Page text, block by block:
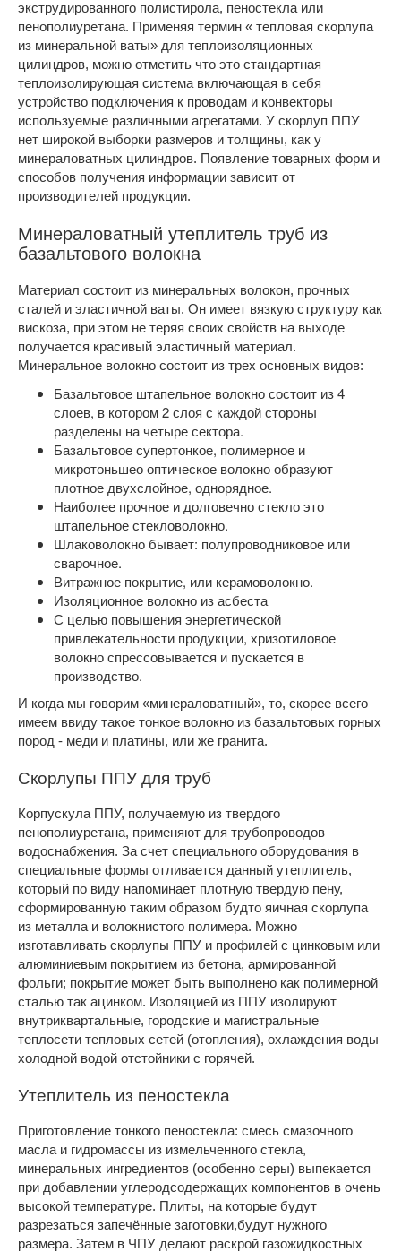
экструдированного полистирола, пеностекла или
пенополиуретана. Применяя термин « тепловая скорлупа
из минеральной ваты» для теплоизоляционных
цилиндров, можно отметить что это стандартная
теплоизолирующая система включающая в себя
устройство подключения к проводам и конвекторы
используемые различными агрегатами. У скорлуп ППУ
нет широкой выборки размеров и толщины, как у
минераловатных цилиндров. Появление товарных форм и
способов получения информации зависит от
производителей продукции.
Минераловатный утеплитель труб из
базальтового волокна
Материал состоит из минеральных волокон, прочных
сталей и эластичной ваты. Он имеет вязкую структуру как
вискоза, при этом не теряя своих свойств на выходе
получается красивый эластичный материал.
Минеральное волокно состоит из трех основных видов:
Базальтовое штапельное волокно состоит из 4
слоев, в котором 2 слоя с каждой стороны
разделены на четыре сектора.
Базальтовое супертонкое, полимерное и
микротоньшео оптическое волокно образуют
плотное двухслойное, однорядное.
Наиболее прочное и долговечно стекло это
штапельное стекловолокно.
Шлаковолокно бывает: полупроводниковое или
сварочное.
Витражное покрытие, или керамоволокно.
Изоляционное волокно из асбеста
С целью повышения энергетической
привлекательности продукции, хризотиловое
волокно спрессовывается и пускается в
производство.
И когда мы говорим «минераловатный», то, скорее всего
имеем ввиду такое тонкое волокно из базальтовых горных
пород - меди и платины, или же гранита.
Скорлупы ППУ для труб
Корпускула ППУ, получаемую из твердого
пенополиуретана, применяют для трубопроводов
водоснабжения. За счет специального оборудования в
специальные формы отливается данный утеплитель,
который по виду напоминает плотную твердую пену,
сформированную таким образом будто яичная скорлупа
из металла и волокнистого полимера. Можно
изготавливать скорлупы ППУ и профилей с цинковым или
алюминиевым покрытием из бетона, армированной
фольги; покрытие может быть выполнено как полимерной
сталью так ацинком. Изоляцией из ППУ изолируют
внутриквартальные, городские и магистральные
теплосети тепловых сетей (отопления), охлаждения воды
холодной водой отстойники с горячей.
Утеплитель из пеностекла
Приготовление тонкого пеностекла: смесь смазочного
масла и гидромассы из измельченного стекла,
минеральных ингредиентов (особенно серы) выпекается
при добавлении углеродсодержащих компонентов в очень
высокой температуре. Плиты, на которые будут
разрезаться запечённые заготовки,будут нужного
размера. Затем в ЧПУ делают раскрой газожидкостных